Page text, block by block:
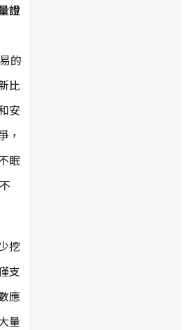
證
的
比
安
，
眠
挖
支
應
量